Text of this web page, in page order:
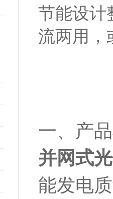
节能设计
流两用，
一、产
并网式
能发电